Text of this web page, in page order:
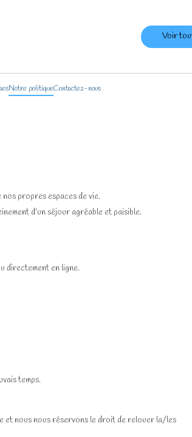
Voir
Notre politiqueContactez-nous
nos propres espaces de vie.
d’un séjour agréable et paisible.
directement en ligne.
temps.
et nous nous réservons le droit de relouer la/les